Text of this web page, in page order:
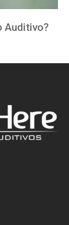
Auditivo?